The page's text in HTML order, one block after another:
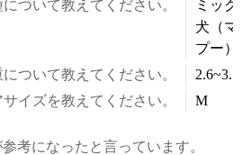
について教えてください。
ミック
犬（マ
プー）
ついて教えてください。
イズを教えてください。
M
参考になったと言っています。